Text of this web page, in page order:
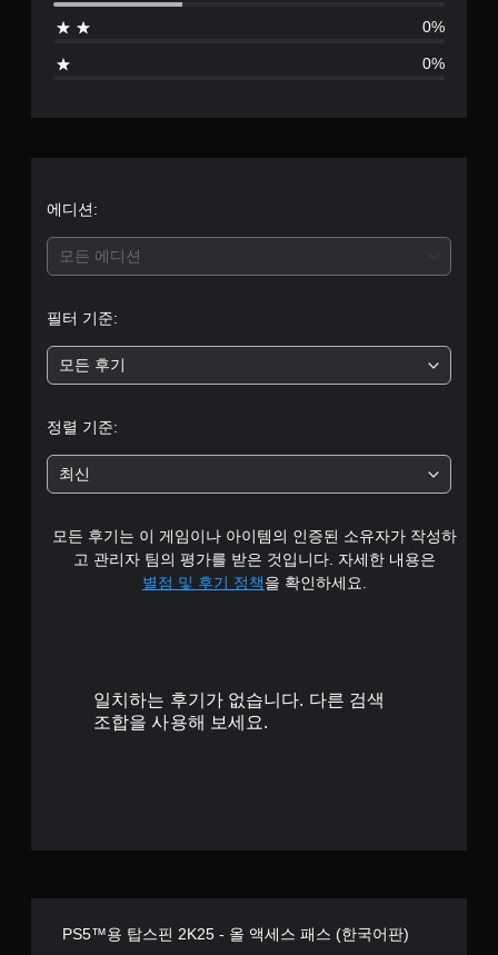
로
평
균
.
3
3
0%
0%
에디션:
모든 에디션
필터 기준:
모든 후기
정렬 기준:
최신
모든 후기는 이 게임이나 아이템의 인증된 소유자가 작성하
고 관리자 팀의 평가를 받은 것입니다. 자세한 내용은
별점 및 후기 정책을 확인하세요.
일치하는 후기가 없습니다. 다른 검색
조합을 사용해 보세요.
PS5™용 탑스핀 2K25 - 올 액세스 패스 (한국어판)